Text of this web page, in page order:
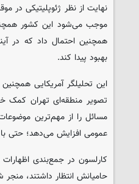
نهایت از نظر ژئوپلیتیکی در
موجب می‌شود این کشور
همچنین احتمال داد که در
بهبود پیدا کند.
این تحلیلگر آمریکایی
تصویر منطقه‌ای تهران کمک
مسائل را از مهم‌ترین
عمومی افزایش می‌دهد؛ حتی
کارلسون در جمع‌بندی
حامیانش انتظار داشتند،